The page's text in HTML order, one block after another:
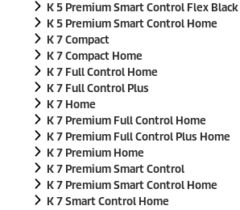
K 5 Premium Smart Control Flex
K 5 Premium Smart Control Home
K 7 Compact
K 7 Compact Home
K 7 Full Control Home
K 7 Full Control Plus
K 7 Home
K 7 Premium Full Control Home
K 7 Premium Full Control Plus Home
K 7 Premium Home
K 7 Premium Smart Control
K 7 Premium Smart Control Home
K 7 Smart Control Home